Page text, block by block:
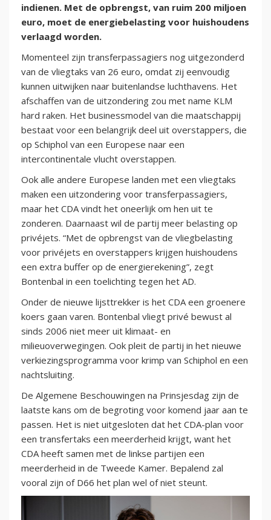
indienen. Met de opbrengst, van ruim 200 miljoen
euro, moet de energiebelasting voor huishoudens
verlaagd worden.
Momenteel zijn transferpassagiers nog uitgezonderd
van de vliegtaks van 26 euro, omdat zij eenvoudig
kunnen uitwijken naar buitenlandse luchthavens. Het
afschaffen van de uitzondering zou met name KLM
hard raken. Het businessmodel van die maatschappij
bestaat voor een belangrijk deel uit overstappers, die
op Schiphol van een Europese naar een
intercontinentale vlucht overstappen.
Ook alle andere Europese landen met een vliegtaks
maken een uitzondering voor transferpassagiers,
maar het CDA vindt het oneerlijk om hen uit te
zonderen. Daarnaast wil de partij meer belasting op
privéjets. “Met de opbrengst van de vliegbelasting
voor privéjets en overstappers krijgen huishoudens
een extra buffer op de energierekening”, zegt
Bontenbal in een toelichting tegen het AD.
Onder de nieuwe lijsttrekker is het CDA een groenere
koers gaan varen. Bontenbal vliegt privé bewust al
sinds 2006 niet meer uit klimaat- en
milieuoverwegingen. Ook pleit de partij in het nieuwe
verkiezingsprogramma voor krimp van Schiphol en een
nachtsluiting.
De Algemene Beschouwingen na Prinsjesdag zijn de
laatste kans om de begroting voor komend jaar aan te
passen. Het is niet uitgesloten dat het CDA-plan voor
een transfertaks een meerderheid krijgt, want het
CDA heeft samen met de linkse partijen een
meerderheid in de Tweede Kamer. Bepalend zal
vooral zijn of D66 het plan wel of niet steunt.